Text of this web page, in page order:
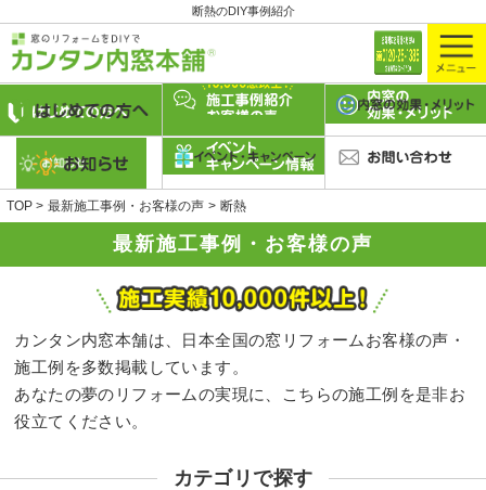
断熱のDIY事例紹介
最新施工事例・お客様の声
TOP 最新施工事例・お客様の声 断熱
カンタン内窓本舗は、日本全国の窓リフォームお客様の声・
施工例を多数掲載しています。
あなたの夢のリフォームの実現に、こちらの施工例を是非お
役立てください。
カテゴリで探す